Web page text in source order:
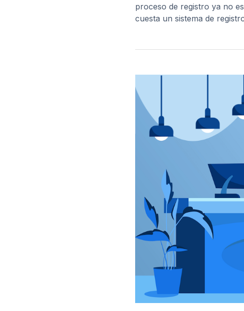
proceso de registro ya no
cuesta un sistema de